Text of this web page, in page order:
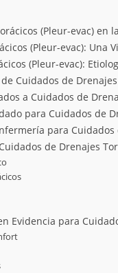
(Pleur-evac) en
(Pleur-evac): Una
(Pleur-evac):
Cuidados de
a Cuidados de
para Cuidados de
para Cuidados
de Drenajes
Evidencia para